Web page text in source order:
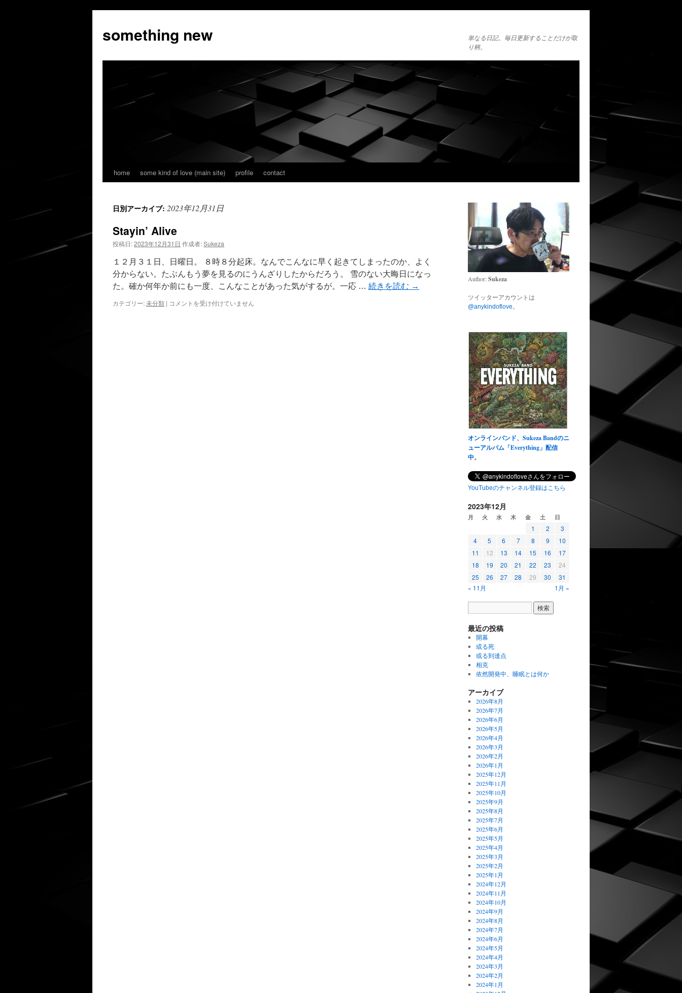
テ
ン
へ
something new
単なる日記。毎日更新することだけが取
り柄。
home some kind of love (main site) profile contact
日別アーカイブ: 2023年12月31日
Stayin’ Alive
投稿日:2023年12月31日 作成者:Sukeza
１２月３１日、日曜日。 ８時８分起床。なんでこんなに早く起きてしまったのか、よく
分からない。たぶんもう夢を見るのにうんざりしたからだろう。 雪のない大晦日になっ
た。確か何年か前にも一度、こんなことがあった気がするが。一応 … 続きを読む →
カテゴリー:未分類 | Stayin’
コメントを受け付けていません
Author:Sukeza
ツイッターアカウントは
@anykindoflove。
オンラインバンド、Sukeza Bandのニ
ューアルバム「Everything」配信
中。
YouTubeのチャンネル登録はこちら
2023年12月
月 火 水 木 金 土 日
1 2
3
4
5 6 7 8 9
10
11
12 13 14 15 16
17
18
19 20 21 22 23
24
25
26 27 28 29 30
31
« 11月
1月 »
最近の投稿
開幕
或る死
或る到達点
相克
依然開発中、睡眠とは何か
アーカイブ
2026年8月
2026年7月
2026年6月
2026年5月
2026年4月
2026年3月
2026年2月
2026年1月
2025年12月
2025年11月
2025年10月
2025年9月
2025年8月
2025年7月
2025年6月
2025年5月
2025年4月
2025年3月
2025年2月
2025年1月
2024年12月
2024年11月
2024年10月
2024年9月
2024年8月
2024年7月
2024年6月
2024年5月
2024年4月
2024年3月
2024年2月
2024年1月